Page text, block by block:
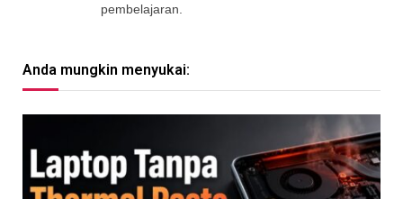
pembelajaran.
Anda mungkin menyukai: